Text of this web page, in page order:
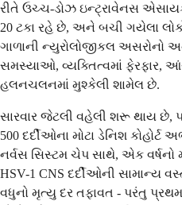
રીતે ઉચ્ચ-ડોઝ ઇન્ટ્રાવેનસ
20 ટકા રહે છે, અને બચી ગયેલા
ગાળાની ન્યુરોલોજીકલ અસરોનો
સમસ્યાઓ, વ્યક્તિત્વમાં ફેરફાર,
હલનચલનમાં મુશ્કેલી શામેલ છે.
સારવાર જેટલી વહેલી શરૂ થાય
500 દર્દીઓના મોટા ડેનિશ
નર્વસ સિસ્ટમ ચેપ સાથે, એક વર્ષનો
HSV-1 CNS દર્દીઓની સામાન્ય
વધુનો મૃત્યુ દર તફાવત - પરંતુ